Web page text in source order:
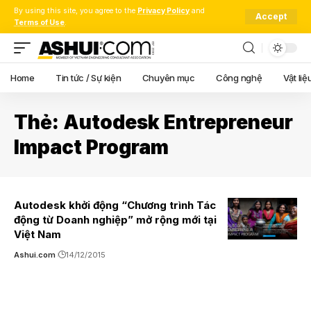
By using this site, you agree to the Privacy Policy and
Terms of Use.
Accept
Home Tin tức / Sự kiện Chuyên mục Công nghệ Vật
Thẻ: Autodesk Entrepreneur
Impact Program
Autodesk khởi động “Chương trình Tác
động từ Doanh nghiệp” mở rộng mới tại
Việt Nam
Ashui.com 14/12/2015